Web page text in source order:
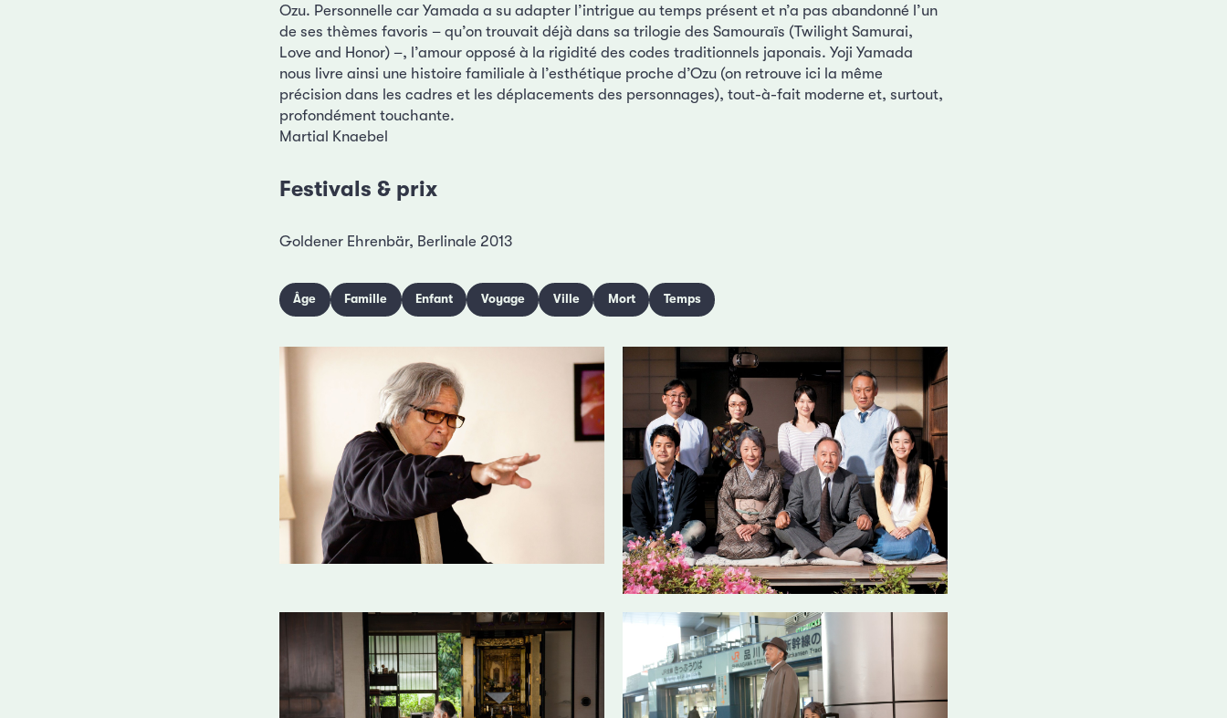
Ozu. Personnelle car Yamada a su adapter l’intrigue au temps présent et n’a pas abandonné l’un
de ses thèmes favoris – qu’on trouvait déjà dans sa trilogie des Samouraïs (Twilight Samurai,
Love and Honor) –, l’amour opposé à la rigidité des codes traditionnels japonais. Yoji Yamada
nous livre ainsi une histoire familiale à l’esthétique proche d’Ozu (on retrouve ici la même
précision dans les cadres et les déplacements des personnages), tout-à-fait moderne et, surtout,
profondément touchante.
Martial Knaebel
Festivals & prix
Goldener Ehrenbär, Berlinale 2013
Âge Famille Enfant Voyage Ville Mort Temps